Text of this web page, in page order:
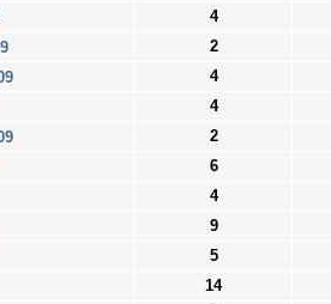
4
2
4
4
2
6
4
9
5
14